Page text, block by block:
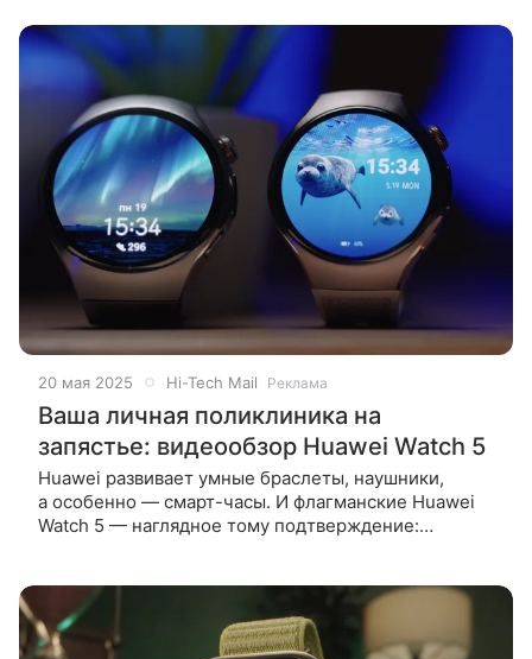
20 мая 2025 Hi-Tech Mail Реклама
Ваша личная поликлиника на
запястье: видеообзор Huawei Watch 5
Huawei развивает умные браслеты, наушники,
а особенно — смарт-часы. И флагманские Huawei
Watch 5 — наглядное тому подтверждение: